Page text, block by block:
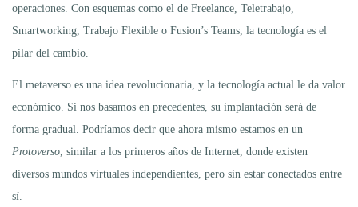
operaciones. Con esquemas como el de Freelance, Teletrabajo,
Smartworking, Trabajo Flexible o Fusion’s Teams, la tecnología es el
pilar del cambio.
El metaverso es una idea revolucionaria, y la tecnología actual le da valor
económico. Si nos basamos en precedentes, su implantación será de
forma gradual. Podríamos decir que ahora mismo estamos en un
Protoverso , similar a los primeros años de Internet, donde existen
diversos mundos virtuales independientes, pero sin estar conectados entre
sí.